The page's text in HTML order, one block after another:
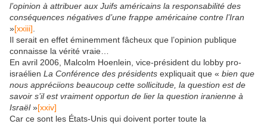
l’opinion à attribuer aux Juifs américains la responsabilité des
conséquences négatives d’une frappe américaine contre l’Iran
»[xxiii]
Il serait en effet éminemment fâcheux que l’opinion publique
connaisse la vérité vraie…
En avril 2006, Malcolm Hoenlein, vice-président du lobby pro-
israélien La Conférence des présidents expliquait que « bien que
nous appréciions beaucoup cette sollicitude, la question est de
savoir s’il est vraiment opportun de lier la question iranienne à
Israël»[xxiv]
Car ce sont les États-Unis qui doivent porter toute la